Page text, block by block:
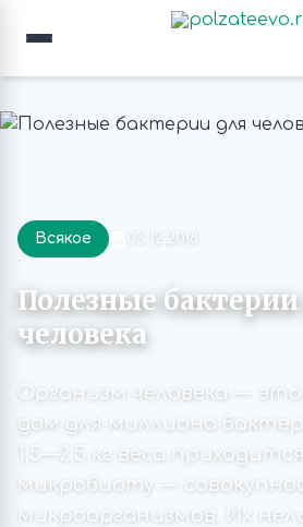
Всякое 03.12.2018
Полезные
человека
Организм человека —
дом для миллиона
1,5—2,5 кг веса
микробиоту —
микроорганизмов. Их